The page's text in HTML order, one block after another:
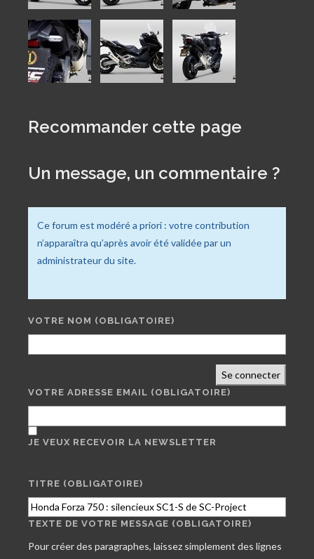
Recommander cette page
Un message, un commentaire ?
Ce forum est modéré a priori : votre contribution
n’apparaîtra qu’après avoir été validée par un
administrateur du site.
VOTRE NOM (OBLIGATOIRE)
Se connecter
VOTRE ADRESSE EMAIL (OBLIGATOIRE)
JE VEUX RECEVOIR LA NEWSLETTER
TITRE (OBLIGATOIRE)
TEXTE DE VOTRE MESSAGE (OBLIGATOIRE)
Pour créer des paragraphes, laissez simplement des lignes